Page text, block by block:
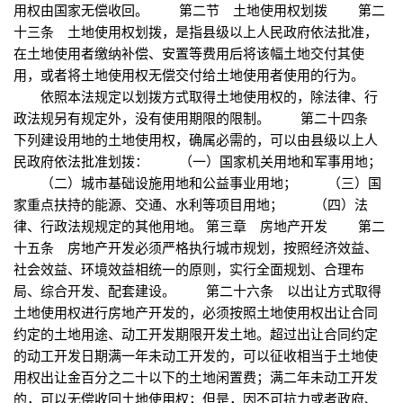
用权由国家无偿收回。 第二节 土地使用权划拨 第二
十三条 土地使用权划拨，是指县级以上人民政府依法批准，
在土地使用者缴纳补偿、安置等费用后将该幅土地交付其使
用，或者将土地使用权无偿交付给土地使用者使用的行为。
依照本法规定以划拨方式取得土地使用权的，除法律、行
政法规另有规定外，没有使用期限的限制。 第二十四条
下列建设用地的土地使用权，确属必需的，可以由县级以上人
民政府依法批准划拨： （一）国家机关用地和军事用地；
（二）城市基础设施用地和公益事业用地； （三）国
家重点扶持的能源、交通、水利等项目用地； （四）法
律、行政法规规定的其他用地。 第三章 房地产开发 第二
十五条 房地产开发必须严格执行城市规划，按照经济效益、
社会效益、环境效益相统一的原则，实行全面规划、合理布
局、综合开发、配套建设。 第二十六条 以出让方式取得
土地使用权进行房地产开发的，必须按照土地使用权出让合同
约定的土地用途、动工开发期限开发土地。超过出让合同约定
的动工开发日期满一年未动工开发的，可以征收相当于土地使
用权出让金百分之二十以下的土地闲置费；满二年未动工开发
的，可以无偿收回土地使用权；但是，因不可抗力或者政府、